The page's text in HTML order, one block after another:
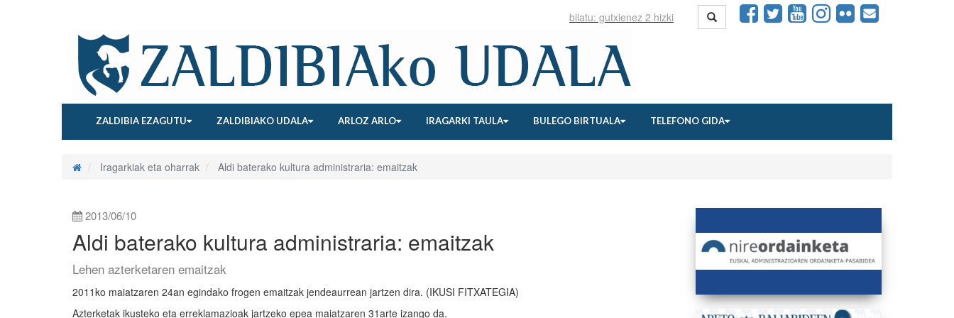
ZALDIBIA EZAGUTU ZALDIBIAKO UDALA ARLOZ ARLO IRAGARKI TAULA BULEGO BIRTUALA TELEFONO GIDA
Iragarkiak eta oharrak Aldi baterako kultura administraria: emaitzak
2013/06/10
Aldi baterako kultura administraria: emaitzak
Lehen azterketaren emaitzak
2011ko maiatzaren 24an egindako frogen emaitzak jendeaurrean jartzen dira. (IKUSI FITXATEGIA)
Azterketak ikusteko eta erreklamazioak jartzeko epea maiatzaren 31arte izango da.